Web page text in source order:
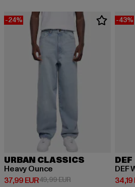
-24%
URBAN CLASSICS
Heavy Ounce
37,99 EUR
Prix courant: 37,99 EUR
49,99 EURPrix en promotion:
-43%
DEF
DEF
34,19
Prix